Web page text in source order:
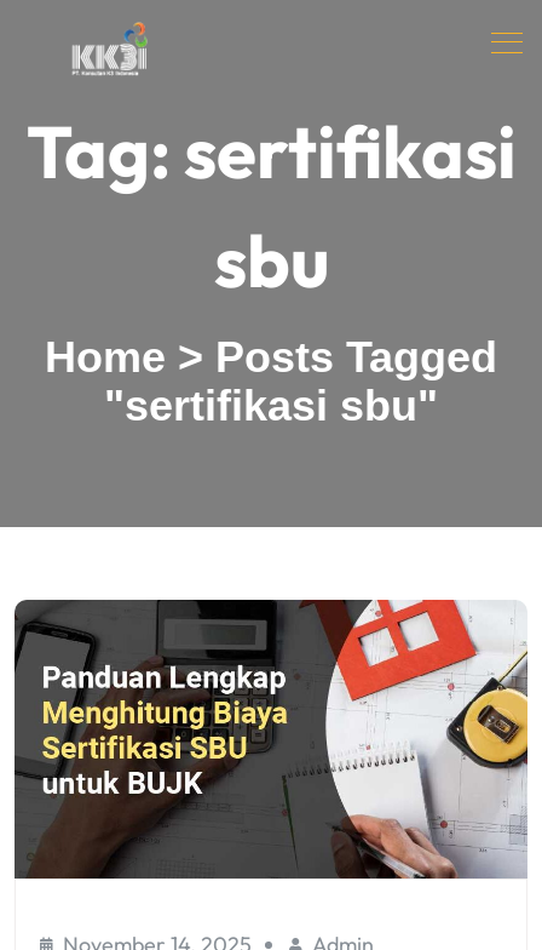
Tag:sertifikasi
sbu
Home > Posts Tagged
"sertifikasi sbu"
November 14, 2025 Admin